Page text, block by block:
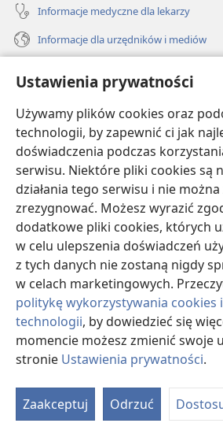
Ustawienia prywatności
Używamy plików cookies oraz
technologii, by zapewnić ci jak
doświadczenia podczas
serwisu. Niektóre pliki cookies są
działania tego serwisu i nie można
zrezygnować. Możesz wyrazić
dodatkowe pliki cookies, których
w celu ulepszenia doświadczeń
z tych danych nie zostaną nigdy
w celach marketingowych.
politykę wykorzystywania cookies
technologii, by dowiedzieć się
momencie możesz zmienić swoje
stronie Ustawienia prywatności.
Zaakceptuj Odrzuć
Informacje medyczne dla lekarzy
Informacje dla urzędników i mediów
Darowizny
(opens
new
window)BIBLIOTEKA INTERNETOWA Strażnicy
(opens
new
window)JW Hub
(opens
new
window)JW Library
Watchtower Library
Copyright© 2026 Watch Tower Bible and
WARUNKI UŻYTKOWANIA
POLITYKA
PRYWATNOŚCI